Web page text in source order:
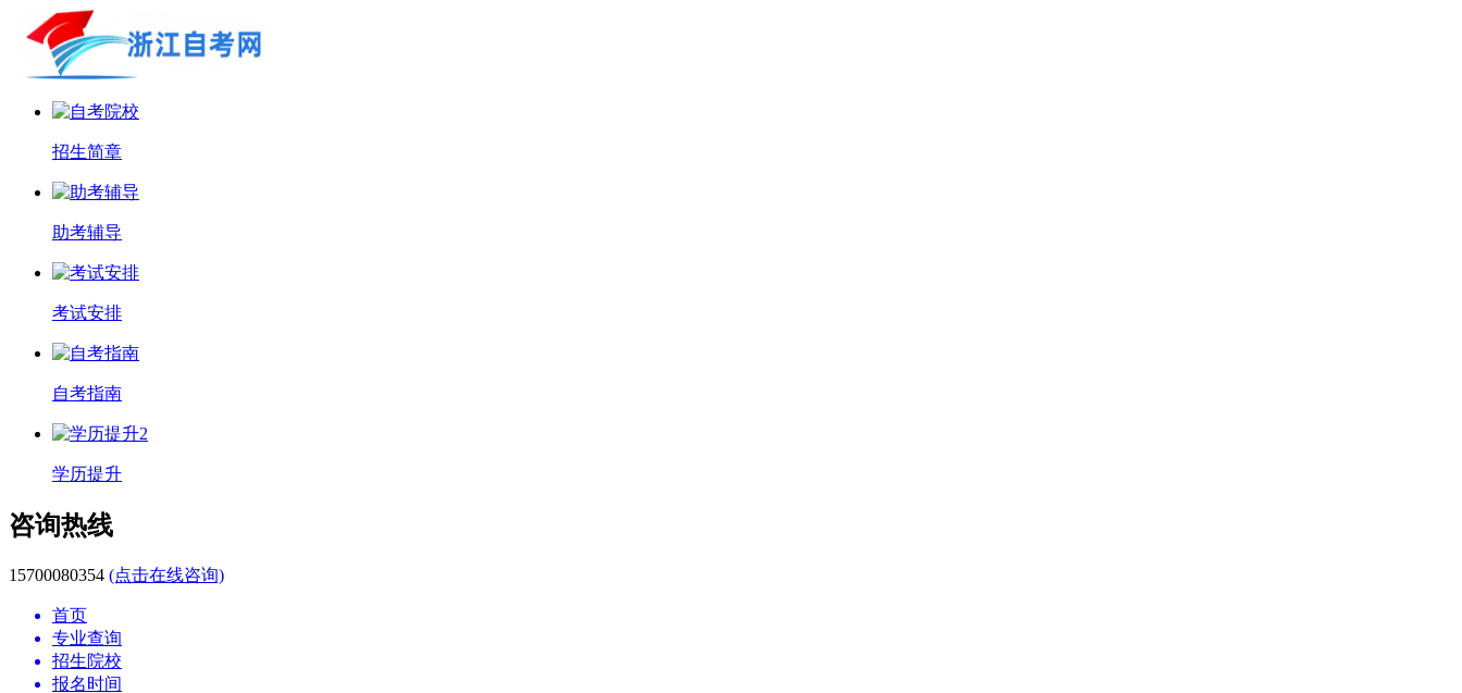
招生简章
助考辅导
考试安排
自考指南
学历提升
咨询热线
15700080354 (点击在线咨询)
首页
专业查询
招生院校
报名时间